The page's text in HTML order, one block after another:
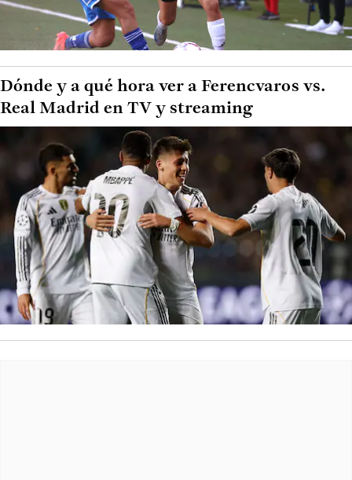
Dónde y a qué hora ver a Ferencvaros vs.
Real Madrid en TV y streaming